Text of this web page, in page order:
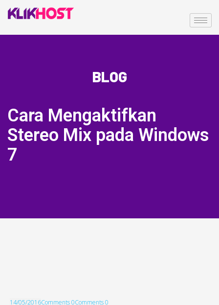
BLOG
Cara Mengaktifkan
Stereo Mix pada Windows
7
14/05/2016Comments 0Comments 0